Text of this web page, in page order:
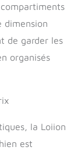
et
vous
à vous
de voiture
des
dimension
de garder les
organisés
la Loiion
est